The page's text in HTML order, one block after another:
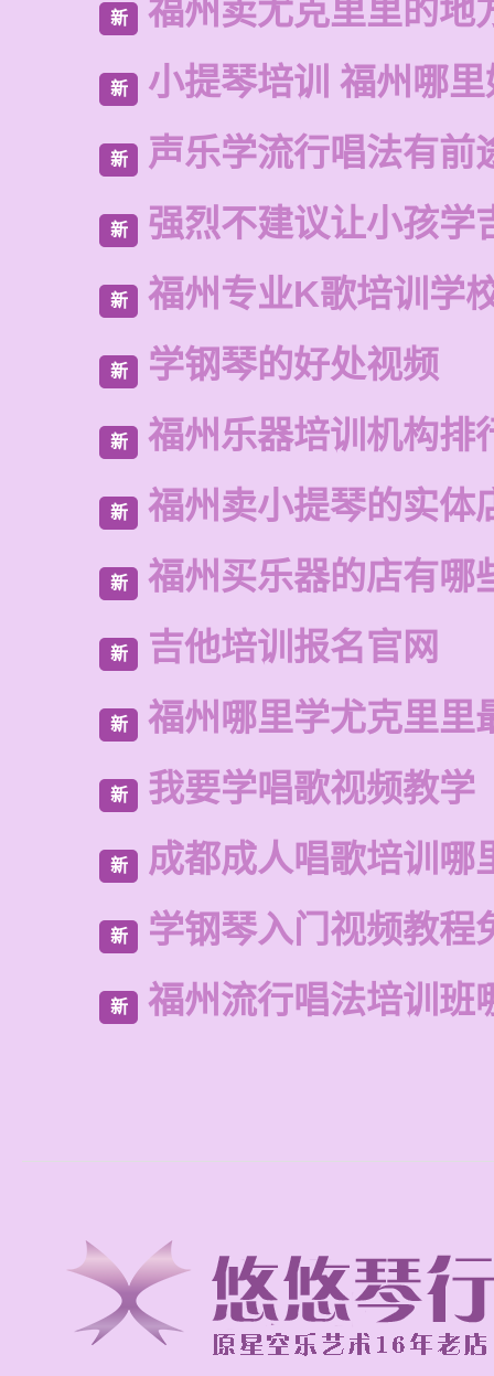
新 福州卖尤克里里的地
新 小提琴培训 福州哪
新 声乐学流行唱法有前
新 强烈不建议让小孩学
新 福州专业K歌培训学
新 学钢琴的好处视频
新 福州乐器培训机构排
新 福州卖小提琴的实体
新 福州买乐器的店有哪
新 吉他培训报名官网
新 福州哪里学尤克里里
新 我要学唱歌视频教学
新 成都成人唱歌培训哪
新 学钢琴入门视频教程
新 福州流行唱法培训班